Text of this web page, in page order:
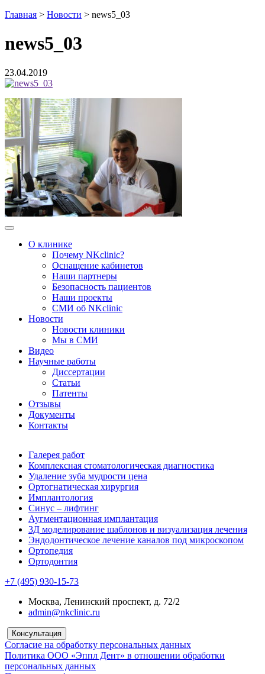
Главная > Новости > news5_03
news5_03
23.04.2019
О клинике
Почему NKclinic?
Оснащение кабинетов
Наши партнеры
Безопасность пациентов
Наши проекты
СМИ об NKclinic
Новости
Новости клиники
Мы в СМИ
Видео
Научные работы
Диссертации
Статьи
Патенты
Отзывы
Документы
Контакты
Галерея работ
Комплексная стоматологическая диагностика
Удаление зуба мудрости цена
Ортогнатическая хирургия
Имплантология
Синус – лифтинг
Аугментационная имплантация
3Д моделирование шаблонов и визуализация лечения
Эндодонтическое лечение каналов под микроскопом
Ортопедия
Ортодонтия
+7 (495) 930-15-73
Москва, Ленинский проспект, д. 72/2
admin@nkclinic.ru
Консультация
Согласие на обработку персональных данных
Политика ООО «Эппл Дент» в отношении обработки
персональных данных